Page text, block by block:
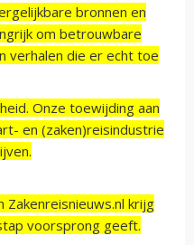
bronnen en
om betrouwbare
verhalen die er echt toe
Onze toewijding aan
en (zaken)reisindustrie
krijg
voorsprong geeft.